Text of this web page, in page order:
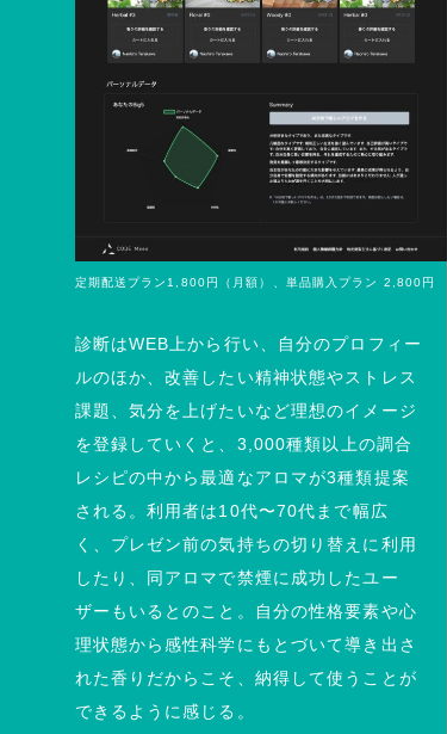
定期配送プラン1,800円（月額）、単品購入プラン 2,800円
診断はWEB上から行い、自分のプロフィー
ルのほか、改善したい精神状態やストレス
課題、気分を上げたいなど理想のイメージ
を登録していくと、3,000種類以上の調合
レシピの中から最適なアロマが3種類提案
される。利用者は10代〜70代まで幅広
く、プレゼン前の気持ちの切り替えに利用
したり、同アロマで禁煙に成功したユー
ザーもいるとのこと。自分の性格要素や心
理状態から感性科学にもとづいて導き出さ
れた香りだからこそ、納得して使うことが
できるように感じる。